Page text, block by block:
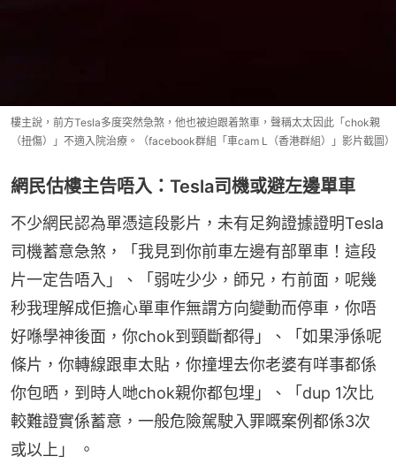
樓主說，前方Tesla多度突然急煞，他也被迫跟着煞車，聲稱太太因此「chok親
（扭傷）」不適入院治療。（facebook群組「車cam L（香港群組）」影片截圖）
網民估樓主告唔入：Tesla司機或避左邊單車
不少網民認為單憑這段影片，未有足夠證據證明Tesla
司機蓄意急煞，「我見到你前車左邊有部單車！這段
片一定告唔入」、「弱咗少少，師兄，冇前面，呢幾
秒我理解成佢擔心單車作無謂方向變動而停車，你唔
好喺學神後面，你chok到頸斷都得」、「如果淨係呢
條片，你轉線跟車太貼，你撞埋去你老婆有咩事都係
你包晒，到時人哋chok親你都包埋」、「dup 1次比
較難證實係蓄意，一般危險駕駛入罪嘅案例都係3次
或以上」 。